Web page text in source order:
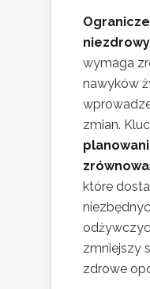
wymaga
nawyków
zmian.
które
zmniejszy
zdrowe